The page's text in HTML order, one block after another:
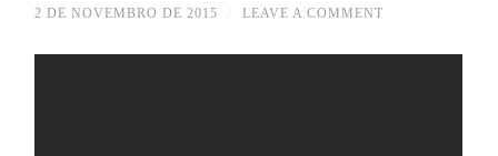
2 DE NOVEMBRO DE 2015 LEAVE A COMMENT